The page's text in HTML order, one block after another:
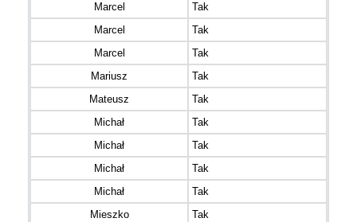
Marcel
Tak
Marcel
Tak
Marcel
Tak
Mariusz
Tak
Mateusz
Tak
Michał
Tak
Michał
Tak
Michał
Tak
Michał
Tak
Mieszko
Tak